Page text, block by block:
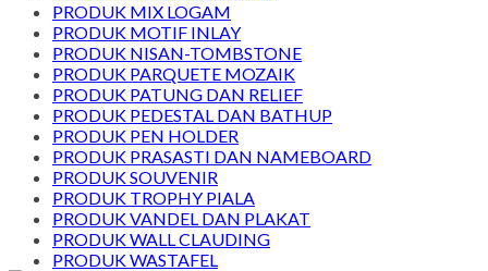
PRODUK MIX LOGAM
PRODUK MOTIF INLAY
PRODUK NISAN-TOMBSTONE
PRODUK PARQUETE MOZAIK
PRODUK PATUNG DAN RELIEF
PRODUK PEDESTAL DAN BATHUP
PRODUK PEN HOLDER
PRODUK PRASASTI DAN NAMEBOARD
PRODUK SOUVENIR
PRODUK TROPHY PIALA
PRODUK VANDEL DAN PLAKAT
PRODUK WALL CLAUDING
PRODUK WASTAFEL